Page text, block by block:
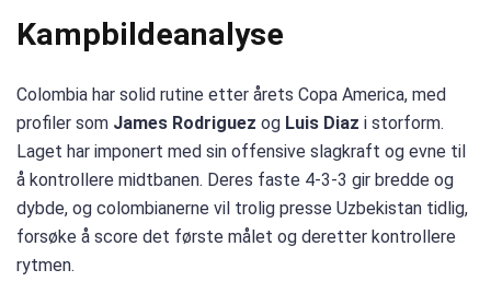
Kampbildeanalyse
Colombia har solid rutine etter årets Copa America, med
profiler som James Rodriguez og Luis Diaz i storform.
Laget har imponert med sin offensive slagkraft og evne til
å kontrollere midtbanen. Deres faste 4-3-3 gir bredde og
dybde, og colombianerne vil trolig presse Uzbekistan tidlig,
forsøke å score det første målet og deretter kontrollere
rytmen.